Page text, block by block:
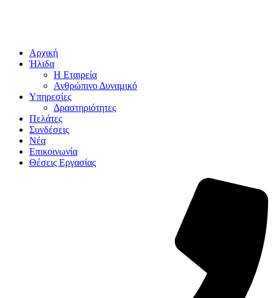
Αρχική
Ήλιδα
Η Εταιρεία
Ανθρώπινο Δυναμικό
Υπηρεσίες
Δραστηριότητες
Πελάτες
Συνδέσεις
Νέα
Επικοινωνία
Θέσεις Εργασίας